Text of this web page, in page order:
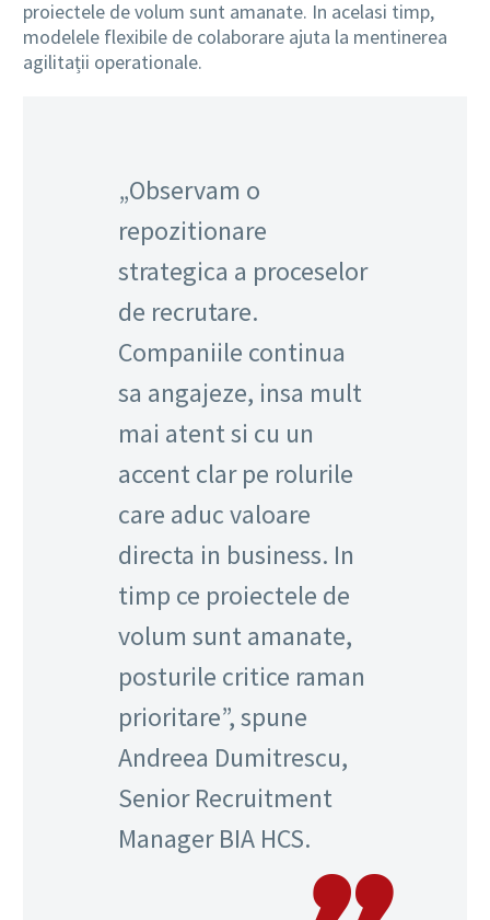
proiectele de volum sunt amanate. In acelasi timp,
modelele flexibile de colaborare ajuta la mentinerea
agilitații operationale.
„Observam o
repozitionare
strategica a proceselor
de recrutare.
Companiile continua
sa angajeze, insa mult
mai atent si cu un
accent clar pe rolurile
care aduc valoare
directa in business. In
timp ce proiectele de
volum sunt amanate,
posturile critice raman
prioritare”, spune
Andreea Dumitrescu,
Senior Recruitment
Manager BIA HCS.